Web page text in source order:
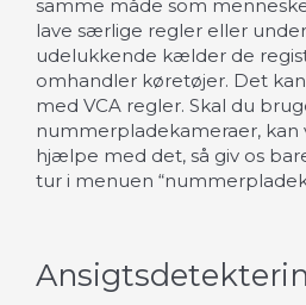
samme måde som
lave særlige regler eller
udelukkende kælder de
omhandler køretøjer. Det
med VCA regler. Skal du
nummerpladekameraer, kan
hjælpe med det, så giv os
tur i menuen